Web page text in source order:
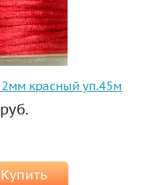
красный уп.45м
Купить